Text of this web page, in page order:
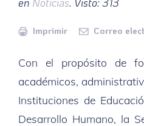
Imprimir Correo
Con el propósito de
académicos,
Instituciones de
Desarrollo Humano, la